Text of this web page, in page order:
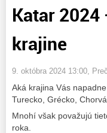
Katar
krajine
9. októbra 2024 13:00 ,
Aká krajina Vás
Turecko, Grécko,
Mnohí však považujú
roka.